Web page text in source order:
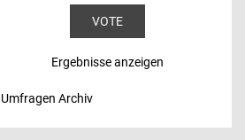
Ergebnisse anzeigen
Umfragen Archiv